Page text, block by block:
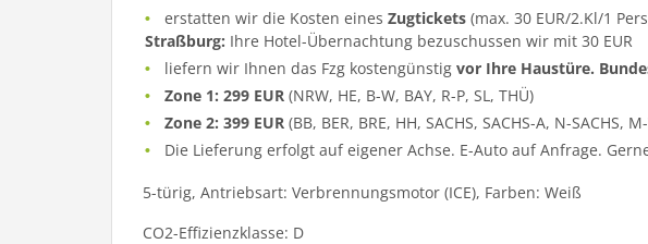
erstatten wir die Kosten einesZugtickets (max. 30 EUR/2.Kl/1
Straßburg: Ihre Hotel-Übernachtung bezuschussen wir mit 30 EUR
liefern wir Ihnen das Fzg kostengünstigvor Ihre Haustüre.
Zone 1: 299 EUR (NRW, HE, B-W, BAY, R-P, SL, THÜ)
Zone 2: 399 EUR (BB, BER, BRE, HH, SACHS, SACHS-A, N-SACHS,
Die Lieferung erfolgt auf eigener Achse. E-Auto auf Anfrage.
5-türig, Antriebsart: Verbrennungsmotor (ICE), Farben: Weiß
CO2-Effizienzklasse: D